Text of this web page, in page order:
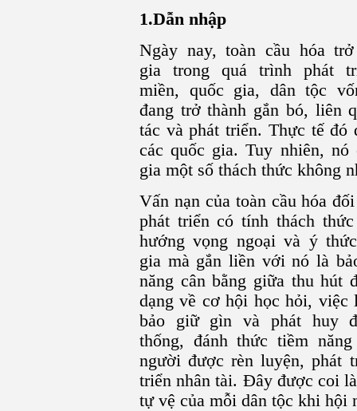
1.Dẫn nhập
Ngày nay, toàn cầu hóa
gia trong quá trình phát
miền, quốc gia, dân tộc
đang trở thành gắn bó, liên
tác và phát triển. Thực tế
các quốc gia. Tuy nhiên,
gia một số thách thức không
Vấn nạn của toàn cầu hóa
phát triển có tính thách
hướng vọng ngoại và ý
gia mà gắn liền với nó là
năng cân bằng giữa thu hút
dạng về cơ hội học hỏi, việc
bảo giữ gìn và phát huy
thống, đánh thức tiềm
người được rèn luyện, phát
triển nhân tài. Đây được coi
tự vệ của mỗi dân tộc khi hội